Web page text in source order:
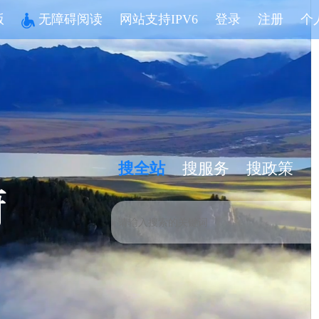
无障碍阅读 网站支持IPV6 登录 注册 个
搜全站 搜服务 搜政策